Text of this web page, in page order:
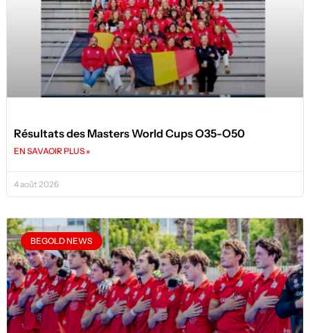
Résultats des Masters World Cups O35-O50
EN SAVAOIR PLUS »
4 août 2026
BEGOLD NEWS